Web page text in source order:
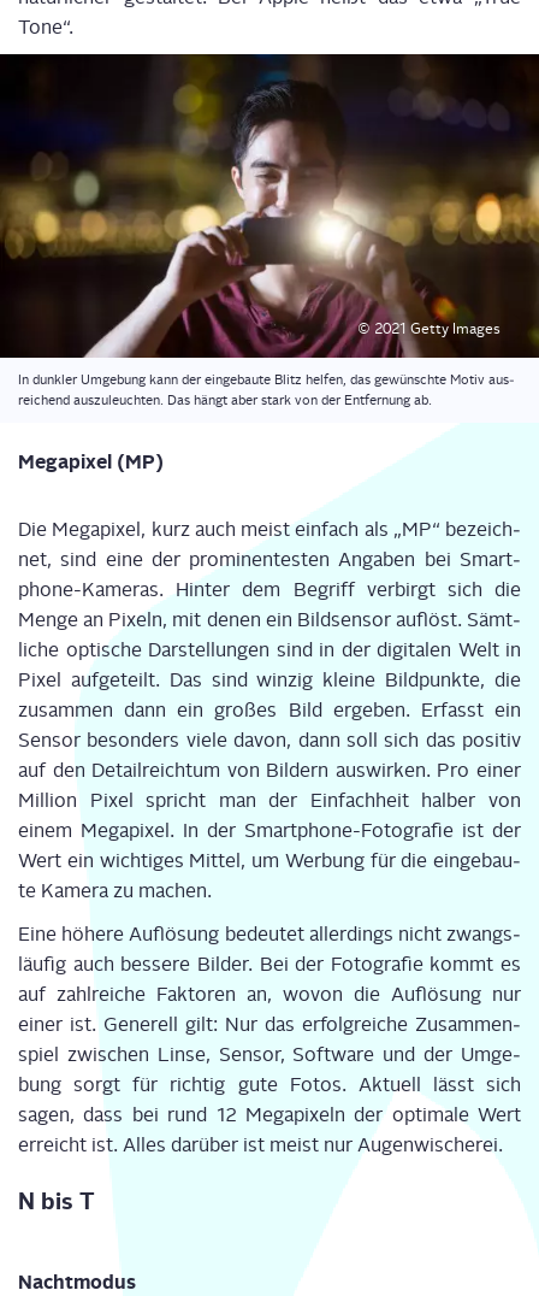
Tone“.
© 2021 Get­ty Images
In dunk­ler Umge­bung kann der ein­ge­bau­te Blitz hel­fen, das gewünsch­te Motiv aus­
rei­chend aus­zu­leuch­ten. Das hängt aber stark von der Ent­fer­nung ab.
Mega­pi­xel (MP)
Die Mega­pi­xel, kurz auch meist ein­fach als „MP“ bezeich­
net, sind eine der pro­mi­nen­tes­ten Anga­ben bei Smart­
phone-Kame­ras. Hin­ter dem Begriff ver­birgt sich die
Men­ge an Pixeln, mit denen ein Bild­sen­sor auf­löst. Sämt­
li­che opti­sche Dar­stel­lun­gen sind in der digi­ta­len Welt in
Pixel auf­ge­teilt. Das sind win­zig klei­ne Bild­punk­te, die
zusam­men dann ein gro­ßes Bild erge­ben. Erfasst ein
Sen­sor beson­ders vie­le davon, dann soll sich das posi­tiv
auf den Detail­reich­tum von Bil­dern aus­wir­ken. Pro einer
Mil­li­on Pixel spricht man der Ein­fach­heit hal­ber von
einem Mega­pi­xel. In der Smart­phone-Foto­gra­fie ist der
Wert ein wich­ti­ges Mit­tel, um Wer­bung für die ein­ge­bau­
te Kame­ra zu machen.
Eine höhe­re Auf­lö­sung bedeu­tet aller­dings nicht zwangs­
läu­fig auch bes­se­re Bil­der. Bei der Foto­gra­fie kommt es
auf zahl­rei­che Fak­to­ren an, wovon die Auf­lö­sung nur
einer ist. Gene­rell gilt: Nur das erfolg­rei­che Zusam­men­
spiel zwi­schen Lin­se, Sen­sor, Soft­ware und der Umge­
bung sorgt für rich­tig gute Fotos. Aktu­ell lässt sich
sagen, dass bei rund 12 Mega­pi­xeln der opti­ma­le Wert
erreicht ist. Alles dar­über ist meist nur Augen­wi­sche­rei.
N bis T
Nacht­mo­dus